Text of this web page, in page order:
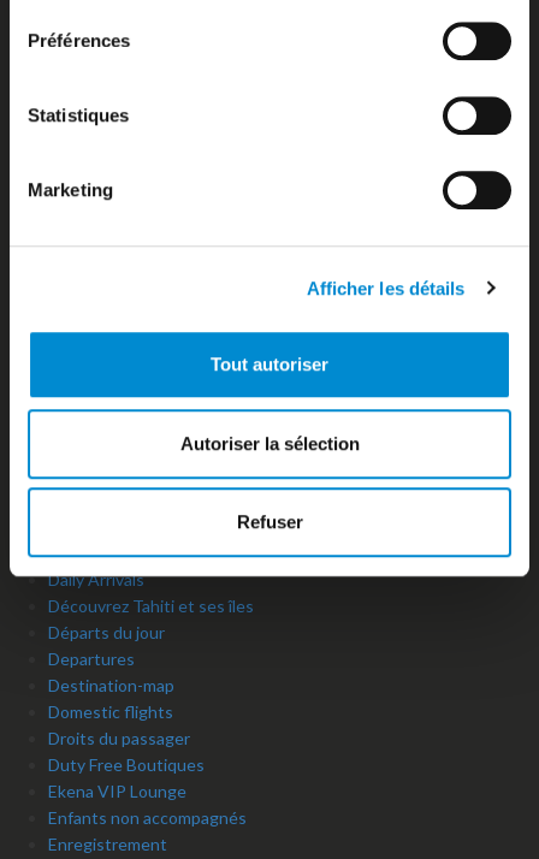
Préférences
Statistiques
Marketing
Afficher les détails
Tout autoriser
Autoriser la sélection
Refuser
Bureau d’information
Business Aviation
Cargo Airlines
Contacts utiles
Copyright
Customs formalities
Daily Arrivals
Découvrez Tahiti et ses îles
Départs du jour
Departures
Destination-map
Domestic flights
Droits du passager
Duty Free Boutiques
Ekena VIP Lounge
Enfants non accompagnés
Enregistrement